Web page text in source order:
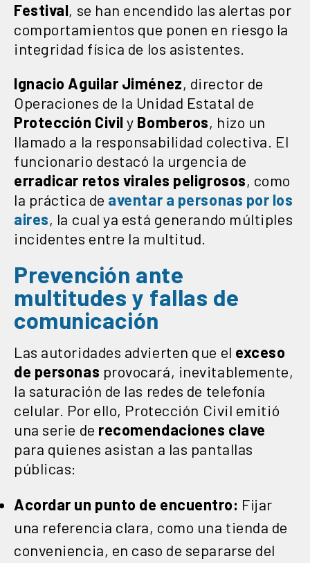
Festival, se han encendido las alertas por
comportamientos que ponen en riesgo la
integridad física de los asistentes.
Ignacio Aguilar Jiménez, director de
Operaciones de la Unidad Estatal de
Protección Civily Bomberos, hizo un
llamado a la responsabilidad colectiva. El
funcionario destacó la urgencia de
erradicar retos virales peligrosos, como
la práctica de aventar a personas por los
aires, la cual ya está generando múltiples
incidentes entre la multitud.
Prevención ante
multitudes y fallas de
comunicación
Las autoridades advierten que el exceso
de personas provocará, inevitablemente,
la saturación de las redes de telefonía
celular. Por ello, Protección Civil emitió
una serie de recomendaciones clave
para quienes asistan a las pantallas
públicas:
Acordar un punto de encuentro: Fijar
una referencia clara, como una tienda de
conveniencia, en caso de separarse del